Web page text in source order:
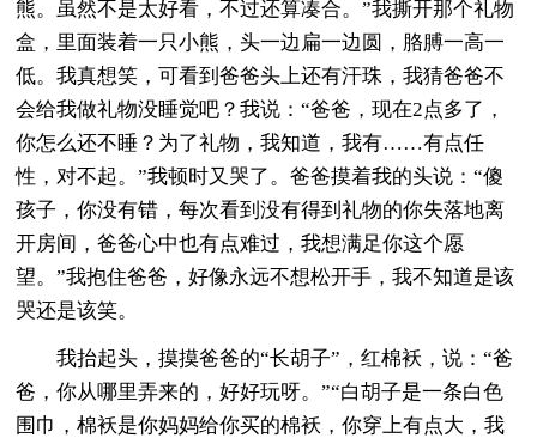
熊。虽然不是太好看，不过还算凑合。”我撕开那个礼物
盒，里面装着一只小熊，头一边扁一边圆，胳膊一高一
低。我真想笑，可看到爸爸头上还有汗珠，我猜爸爸不
会给我做礼物没睡觉吧？我说：“爸爸，现在2点多了，
你怎么还不睡？为了礼物，我知道，我有……有点任
性，对不起。”我顿时又哭了。爸爸摸着我的头说：“傻
孩子，你没有错，每次看到没有得到礼物的你失落地离
开房间，爸爸心中也有点难过，我想满足你这个愿
望。”我抱住爸爸，好像永远不想松开手，我不知道是该
哭还是该笑。
我抬起头，摸摸爸爸的“长胡子”，红棉袄，说：“爸
爸，你从哪里弄来的，好好玩呀。”“白胡子是一条白色
围巾，棉袄是你妈妈给你买的棉袄，你穿上有点大，我